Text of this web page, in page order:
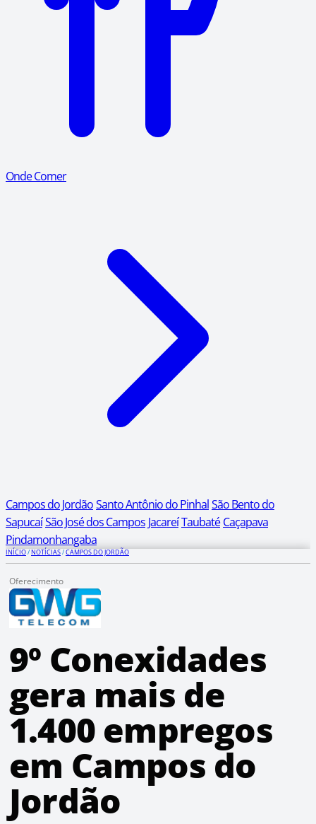
Onde Comer
Campos do JordãoSanto Antônio do PinhalSão Bento do
SapucaíSão José dos Campos JacareíTaubaté Caçapava
Pindamonhangaba
INÍCIO/NOTÍCIAS/CAMPOS DO JORDÃO
Oferecimento
9º Conexidades
gera mais de
1.400 empregos
em Campos do
Jordão